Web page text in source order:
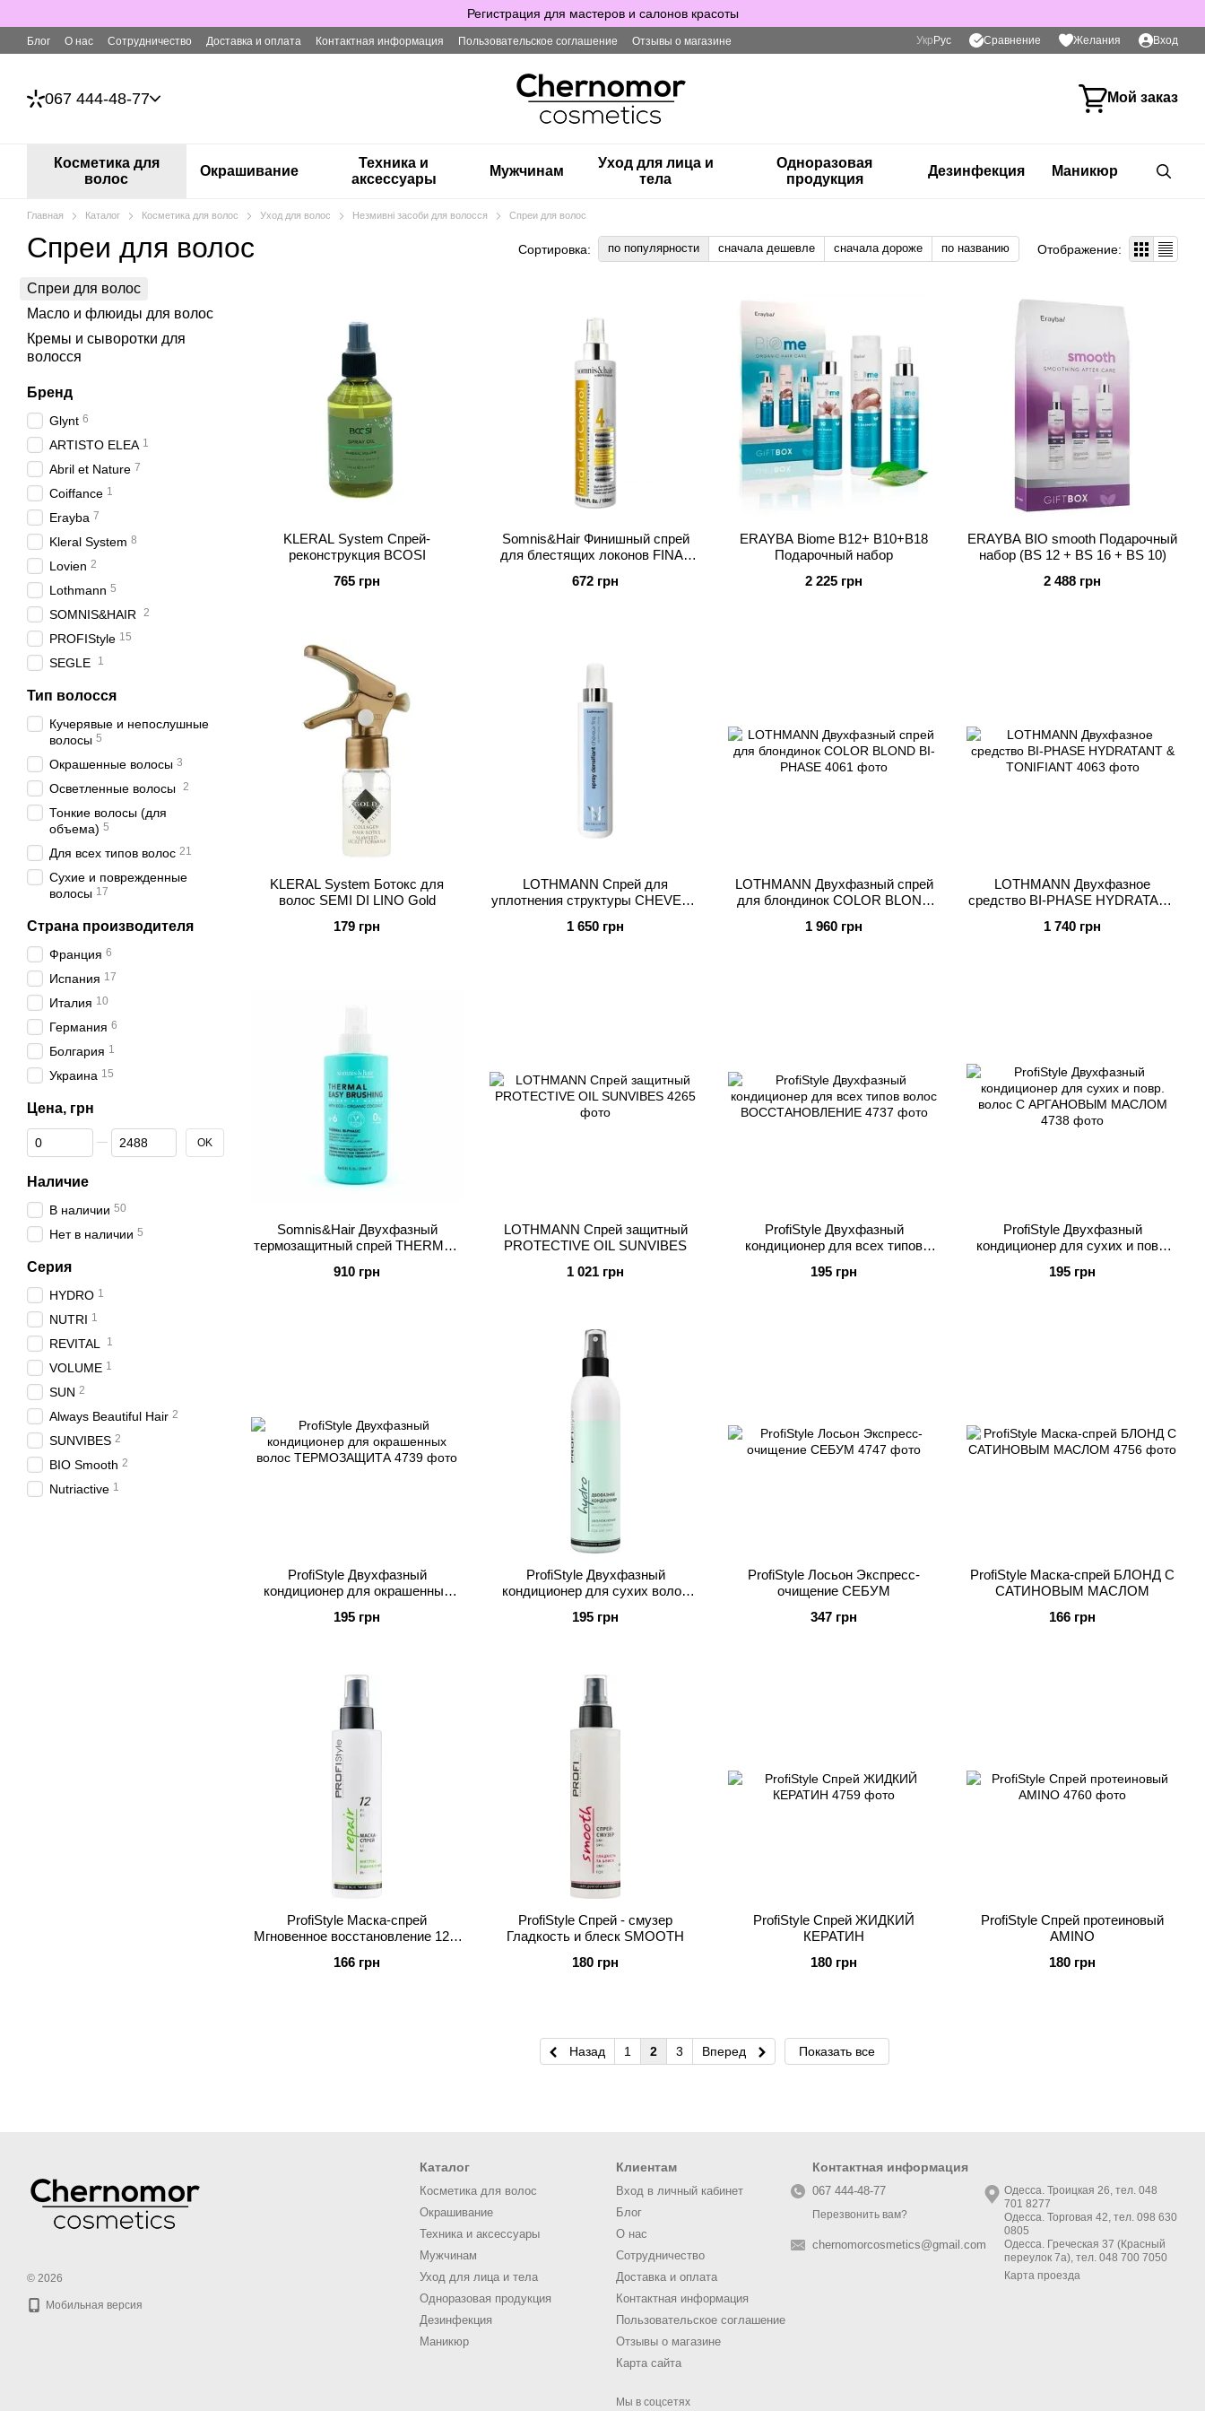
Регистрация для мастеров и салонов красоты
Блог О нас Сотрудничество Доставка и оплата Контактная информация Пользовательское соглашение Отзывы о магазине Укр Рус Сравнение Желания Вход
067 444-48-77 Мой заказ
Косметика для
волос
Окрашивание
Техника и
аксессуары
Мужчинам
Уход для лица и
тела
Одноразовая
продукция
Дезинфекция Маникюр
Главная Каталог Косметика для волос Уход для волос Незмивні засоби для волосся Спреи для волос
Спреи для волос Сортировка: по популярности сначала дешевле сначала дороже по названию Отображение:
KLERAL System Спрей-
реконструкция BCOSI
765 грн
Somnis&Hair Финишный спрей
для блестящих локонов FINAL
672 грн
ERAYBA Biome В12+ В10+В18
Подарочный набор
2 225 грн
ERAYBA BIO smooth Подарочный
набор (BS 12 + BS 16 + BS 10)
2 488 грн
KLERAL System Ботокс для
волос SEMI DI LINO Gold
179 грн
LOTHMANN Спрей для
уплотнения структуры СHEVEUX
1 650 грн
LOTHMANN Двухфазный спрей
для блондинок COLOR BLOND
1 960 грн
LOTHMANN Двухфазное
средство BI-PHASE HYDRATANT
1 740 грн
Somnis&Hair Двухфазный
термозащитный спрей THERMAL
910 грн
LOTHMANN Спрей защитный
PROTECTIVE OIL SUNVIBES
1 021 грн
PrоfiStyle Двухфазный
кондиционер для всех типов
195 грн
ProfiStyle Двухфазный
кондиционер для сухих и повр.
195 грн
ProfiStyle Двухфазный
кондиционер для окрашенных
195 грн
ProfiStyle Двухфазный
кондиционер для сухих волос
195 грн
ProfiStyle Лосьон Экспресс-
очищение СЕБУМ
347 грн
ProfiStyle Маска-спрей БЛОНД С
САТИНОВЫМ МАСЛОМ
166 грн
ProfiStyle Маска-спрей
Мгновенное восстановление 12 в
166 грн
ProfiStyle Спрей - смузер
Гладкость и блеск SMOOTH
180 грн
ProfiStyle Спрей ЖИДКИЙ
КЕРАТИН
180 грн
ProfiStyle Спрей протеиновый
AMINO
180 грн
Назад 1 2 3 Вперед Показать все
Спреи для волос
Масло и флюиды для волос
Кремы и сыворотки для
волосся
Бренд
Glynt 6
ARTISTO ELEA 1
Abril et Nature 7
Coiffance 1
Erayba 7
Kleral System 8
Lovien 2
Lothmann 5
SOMNIS&HAIR 2
PROFIStyle 15
SEGLE 1
Тип волосся
Кучерявые и непослушные
волосы 5
Окрашенные волосы 3
Осветленные волосы 2
Тонкие волосы (для
объема) 5
Для всех типов волос 21
Сухие и поврежденные
волосы 17
Страна производителя
Франция 6
Испания 17
Италия 10
Германия 6
Болгария 1
Украина 15
Цена, грн
От Цена, грн
До Цена, грн OK
Наличие
В наличии 50
Нет в наличии 5
Серия
HYDRO 1
NUTRI 1
REVITAL 1
VOLUME 1
SUN 2
Always Beautiful Hair 2
SUNVIBES 2
BIO Smooth 2
Nutriactive 1
© 2026
Мобильная версия
Каталог
Косметика для волос
Окрашивание
Техника и аксессуары
Мужчинам
Уход для лица и тела
Одноразовая продукция
Дезинфекция
Маникюр
Клиентам
Вход в личный кабинет
Блог
О нас
Сотрудничество
Доставка и оплата
Контактная информация
Пользовательское соглашение
Отзывы о магазине
Карта сайта
Мы в соцсетях
Контактная информация
067 444-48-77
Перезвонить вам?
chernomorcosmetics@gmail.com
Одесса. Троицкая 26, тел. 048
701 8277
Одесса. Торговая 42, тел. 098 630
0805
Одесса. Греческая 37 (Красный
переулок 7а), тел. 048 700 7050
Карта проезда